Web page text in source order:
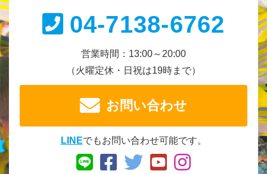
04-7138-6762
営業時間：13:00～20:00
（火曜定休・日祝は19時まで）
お問い合わせ
LINEでもお問い合わせ可能です。